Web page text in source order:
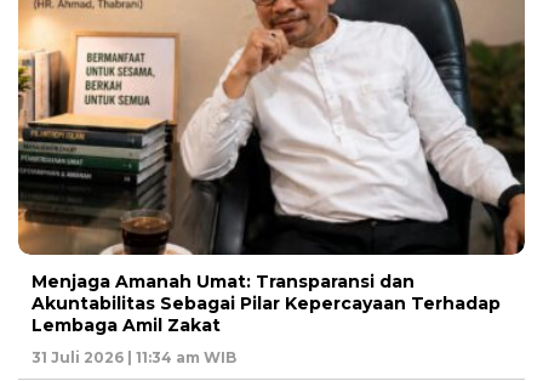
Menjaga Amanah Umat: Transparansi dan
Akuntabilitas Sebagai Pilar Kepercayaan Terhadap
Lembaga Amil Zakat
31 Juli 2026 | 11:34 am WIB